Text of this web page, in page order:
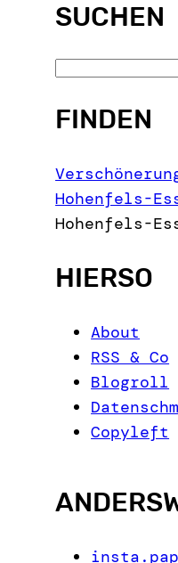
SUCHEN
a
c
h
FINDEN
Hohenfels-
Hohenfels-
HIERSO
About
RSS & Co
Blogroll
Copyleft